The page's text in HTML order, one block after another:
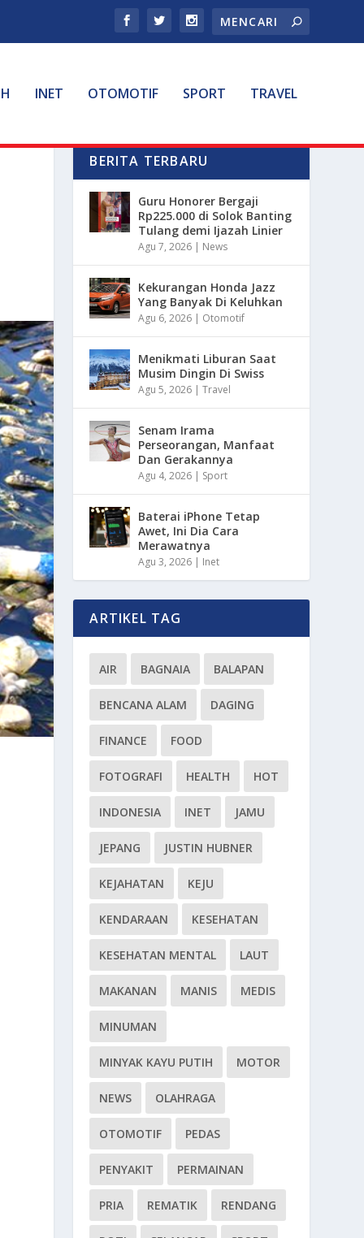
INET OTOMOTIF SPORT TRAVEL
BERITA TERBARU
Guru Honorer Bergaji
Rp225.000 di Solok Banting
Tulang demi Ijazah Linier
Agu 7, 2026 | News
Kekurangan Honda Jazz
Yang Banyak Di Keluhkan
Agu 6, 2026 | Otomotif
Menikmati Liburan Saat
Musim Dingin Di Swiss
Agu 5, 2026 |Travel
Senam Irama
Perseorangan, Manfaat
Dan Gerakannya
Agu 4, 2026 | Sport
Baterai iPhone Tetap
Awet, Ini Dia Cara
Merawatnya
Agu 3, 2026 | Inet
ARTIKEL TAG
AIR BAGNAIA BALAPAN
BENCANA ALAM DAGING
FINANCE FOOD
FOTOGRAFI HEALTH HOT
INDONESIA INET JAMU
JEPANG JUSTIN HUBNER
KEJAHATAN KEJU
KENDARAAN KESEHATAN
KESEHATAN MENTAL LAUT
MAKANAN MANIS MEDIS
MINUMAN
MINYAK KAYU PUTIH MOTOR
NEWS OLAHRAGA
OTOMOTIF PEDAS
PENYAKIT PERMAINAN
PRIA REMATIK RENDANG